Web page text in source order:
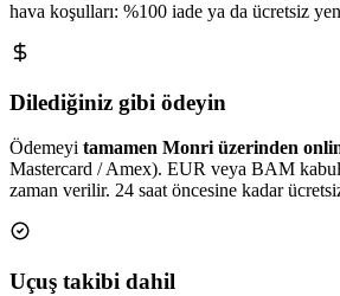
hava koşulları: %100 iade ya da ücretsiz
Dilediğiniz gibi ödeyin
Ödemeyi tamamen Monri üzerinden
Mastercard / Amex). EUR veya BAM
zaman verilir. 24 saat öncesine kadar
Uçuş takibi dahil